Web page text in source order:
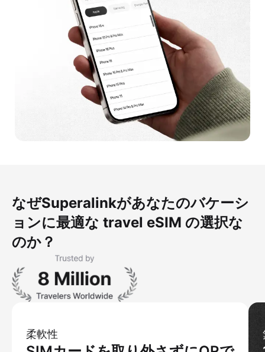
なぜSuperalinkがあなたのバケーシ
ョンに最適な travel eSIM の選択な
のか？
柔軟性